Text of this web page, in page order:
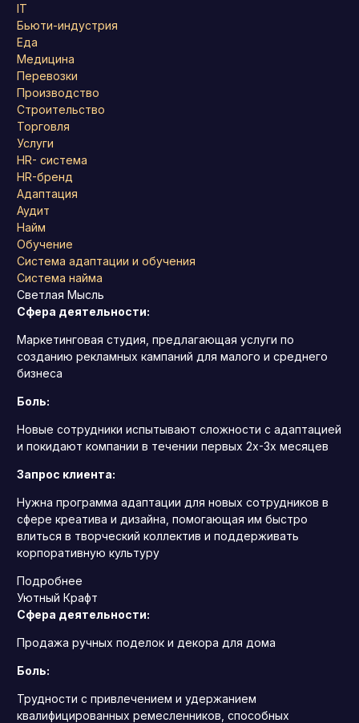
IT
Бьюти-индустрия
Еда
Медицина
Перевозки
Производство
Строительство
Торговля
Услуги
HR- система
HR-бренд
Адаптация
Аудит
Найм
Обучение
Система адаптации и обучения
Система найма
Светлая Мысль
Сфера деятельности:
Маркетинговая студия, предлагающая услуги по
созданию рекламных кампаний для малого и среднего
бизнеса
Боль:
Новые сотрудники испытывают сложности с адаптацией
и покидают компании в течении первых 2х-3х месяцев
Запрос клиента:
Нужна программа адаптации для новых сотрудников в
сфере креатива и дизайна, помогающая им быстро
влиться в творческий коллектив и поддерживать
корпоративную культуру
Подробнее
Уютный Крафт
Сфера деятельности:
Продажа ручных поделок и декора для дома
Боль:
Трудности с привлечением и удержанием
квалифицированных ремесленников, способных